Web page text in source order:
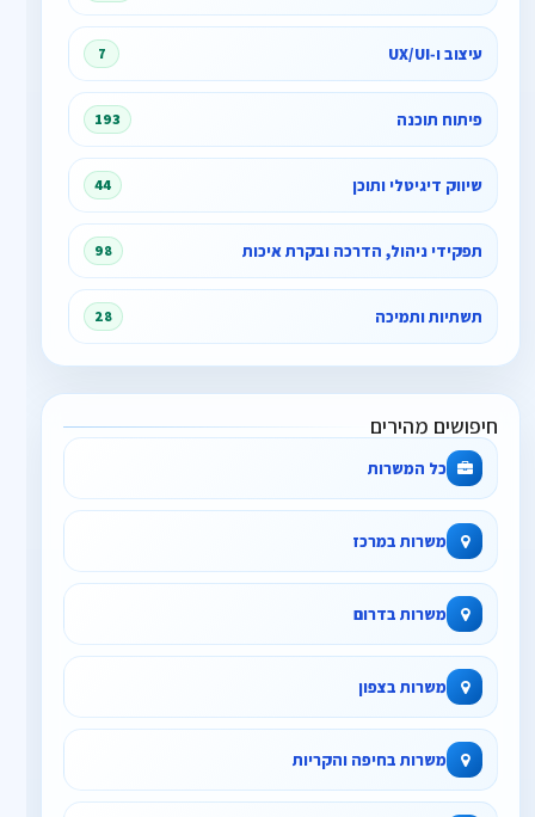
עיצוב ו‑UX/UI 7
פיתוח תוכנה 193
שיווק דיגיטלי ותוכן 44
תפקידי ניהול, הדרכה ובקרת איכות 98
תשתיות ותמיכה 28
חיפושים מהירים
כל המשרות
משרות במרכז
משרות בדרום
משרות בצפון
משרות בחיפה והקריות